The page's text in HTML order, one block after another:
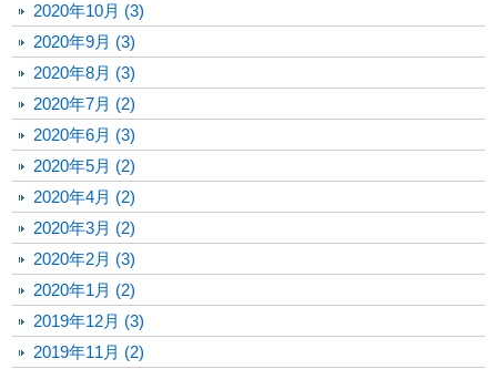
2020年10月 (3)
2020年9月 (3)
2020年8月 (3)
2020年7月 (2)
2020年6月 (3)
2020年5月 (2)
2020年4月 (2)
2020年3月 (2)
2020年2月 (3)
2020年1月 (2)
2019年12月 (3)
2019年11月 (2)